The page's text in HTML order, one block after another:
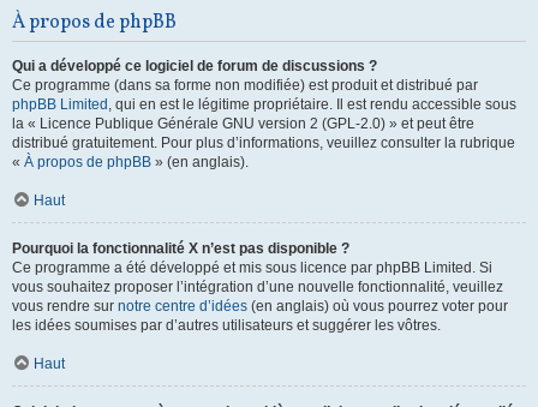
À propos de phpBB
Qui a développé ce logiciel de forum de discussions ?
Ce programme (dans sa forme non modifiée) est produit et distribué par
phpBB Limited , qui en est le légitime propriétaire. Il est rendu accessible sous
la « Licence Publique Générale GNU version 2 (GPL-2.0) » et peut être
distribué gratuitement. Pour plus d’informations, veuillez consulter la rubrique
« À propos de phpBB » (en anglais).
Haut
Pourquoi la fonctionnalité X n’est pas disponible ?
Ce programme a été développé et mis sous licence par phpBB Limited. Si
vous souhaitez proposer l’intégration d’une nouvelle fonctionnalité, veuillez
vous rendre sur notre centre d’idées (en anglais) où vous pourrez voter pour
les idées soumises par d’autres utilisateurs et suggérer les vôtres.
Haut